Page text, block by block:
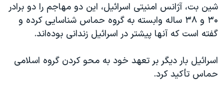
شین بت، آژانس امنیتی اسرائیل، این دو مهاجم را دو برادر
۳۰ و ۳۸ ساله وابسته به گروه حماس شناسایی کرده و
گفته است که آنها پیشتر در اسرائیل زندانی بوده‌اند.
اسرائیل بار دیگر بر تعهد خود به محو کردن گروه اسلامی
حماس تأکید کرد.